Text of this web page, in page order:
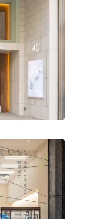
すべてのジュエリー